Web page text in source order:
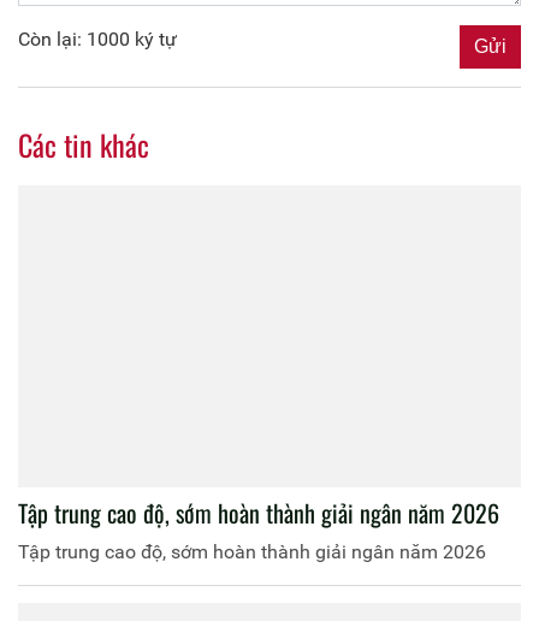
Còn lại: 1000 ký tự
Các tin khác
Tập trung cao độ, sớm hoàn thành giải ngân năm 2026
Tập trung cao độ, sớm hoàn thành giải ngân năm 2026